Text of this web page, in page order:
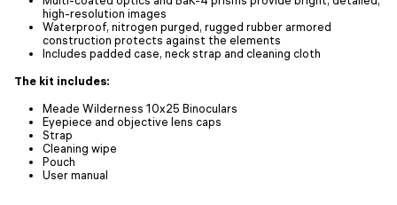
high-resolution images
Waterproof, nitrogen purged, rugged rubber armored
construction protects against the elements
Includes padded case, neck strap and cleaning cloth
The kit includes:
Meade Wilderness 10x25 Binoculars
Eyepiece and objective lens caps
Strap
Cleaning wipe
Pouch
User manual